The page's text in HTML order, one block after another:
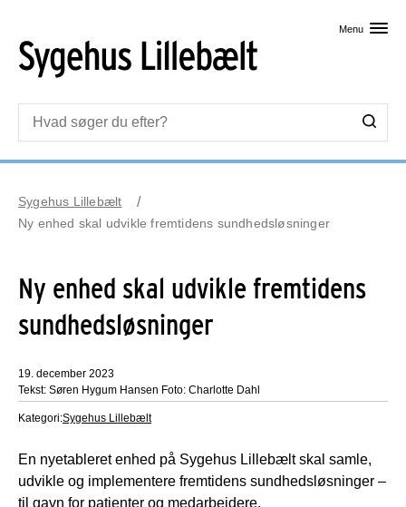
Menu
Sygehus Lillebælt
Ny enhed skal udvikle fremtidens sundhedsløsninger
Ny enhed skal udvikle fremtidens
sundhedsløsninger
19. december 2023
Tekst: Søren Hygum Hansen Foto: Charlotte Dahl
Kategori:Sygehus Lillebælt
En nyetableret enhed på Sygehus Lillebælt skal samle,
udvikle og implementere fremtidens sundhedsløsninger –
til gavn for patienter og medarbejdere.